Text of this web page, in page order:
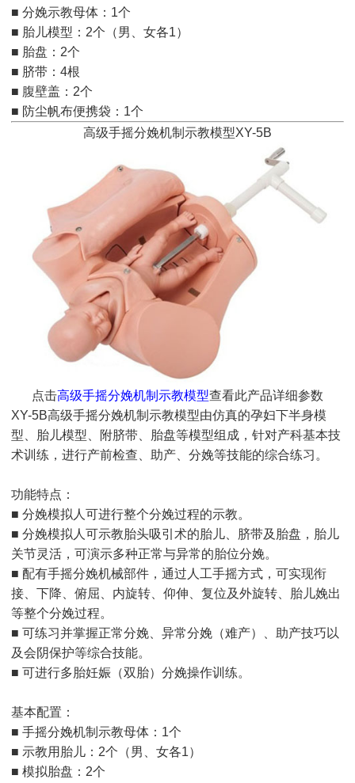
■ 分娩示教母体：1个
■ 胎儿模型：2个（男、女各1）
■ 胎盘：2个
■ 脐带：4根
■ 腹壁盖：2个
■ 防尘帆布便携袋：1个
高级手摇分娩机制示教模型XY-5B
点击高级手摇分娩机制示教模型查看此产品详细参数
XY-5B高级手摇分娩机制示教模型由仿真的孕妇下半身模
型、胎儿模型、附脐带、胎盘等模型组成，针对产科基本技
术训练，进行产前检查、助产、分娩等技能的综合练习。
功能特点：
■ 分娩模拟人可进行整个分娩过程的示教。
■ 分娩模拟人可示教胎头吸引术的胎儿、脐带及胎盘，胎儿
关节灵活，可演示多种正常与异常的胎位分娩。
■ 配有手摇分娩机械部件，通过人工手摇方式，可实现衔
接、下降、俯屈、内旋转、仰伸、复位及外旋转、胎儿娩出
等整个分娩过程。
■ 可练习并掌握正常分娩、异常分娩（难产）、助产技巧以
及会阴保护等综合技能。
■ 可进行多胎妊娠（双胎）分娩操作训练。
基本配置：
■ 手摇分娩机制示教母体：1个
■ 示教用胎儿：2个（男、女各1）
■ 模拟胎盘：2个